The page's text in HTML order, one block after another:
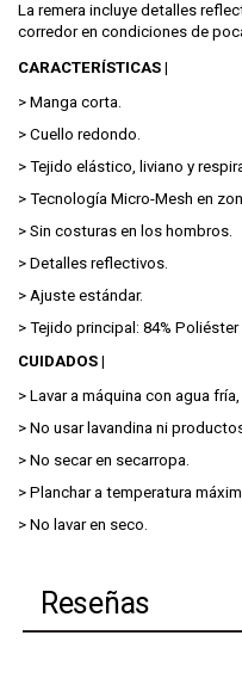
La remera incluye detalles
corredor en condiciones de
CARACTERÍSTICAS |
> Manga corta.
> Cuello redondo.
> Tejido elástico, liviano y
> Tecnología Micro-Mesh en
> Sin costuras en los hombros.
> Detalles reflectivos.
> Ajuste estándar.
> Tejido principal: 84% Poliéster
CUIDADOS |
> Lavar a máquina con agua
> No usar lavandina ni
> No secar en secarropa.
> Planchar a temperatura
> No lavar en seco.
Reseñas